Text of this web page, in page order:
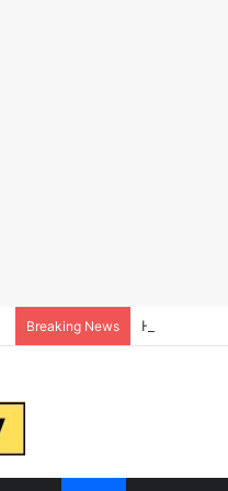
Breaking News Haryana